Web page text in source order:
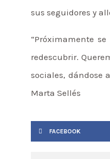
sus seguidores y
“Próximamente
redescubrir.
sociales, dándose
Marta Sellés
FACEBOOK